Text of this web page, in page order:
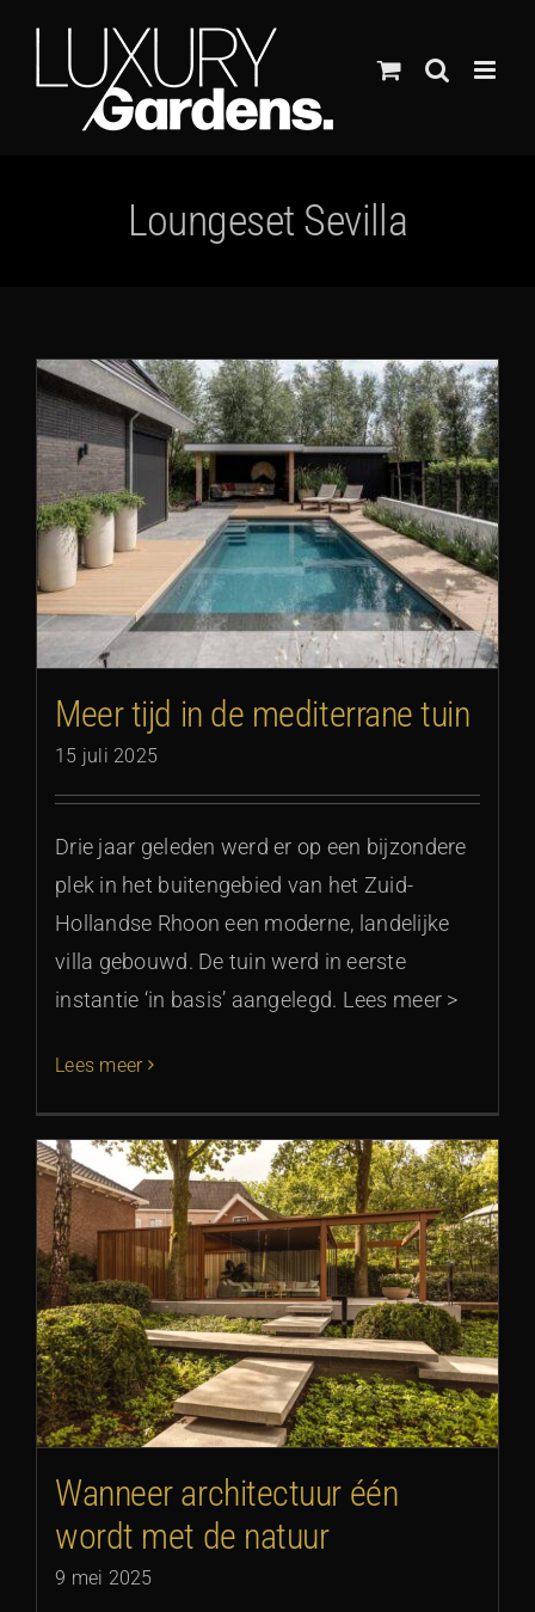
inhoud
Loungeset Sevilla
Meer tijd in de mediterrane tuin
15 juli 2025
Drie jaar geleden werd er op een bijzondere
plek in het buitengebied van het Zuid-
Hollandse Rhoon een moderne, landelijke
villa gebouwd. De tuin werd in eerste
instantie ‘in basis’ aangelegd. Lees meer >
Lees meer
Wanneer architectuur één
wordt met de natuur
9 mei 2025